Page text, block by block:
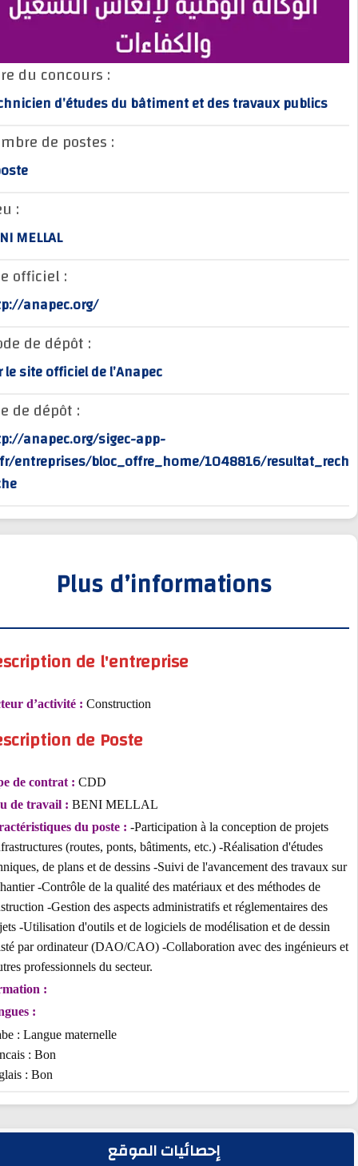
Titre du concours :
Technicien d’études du bâtiment et des travaux publics
Nombre de postes :
1 poste
Lieu :
BENI MELLAL
Site officiel :
http://anapec.org/
Mode de dépôt :
sur le site officiel de l’Anapec
Site de dépôt :
http://anapec.org/sigec-app-
rv/fr/entreprises/bloc_offre_home/1048816/
erche
Plus d’informations
Description de l'entreprise
Secteur d’activité :Construction
Description de Poste
Type de contrat :
Lieu de travail :BENI MELLAL
Caractéristiques du poste :-Participation à la conception de projets
d'infrastructures (routes, ponts, bâtiments, etc.) -Réalisation d'études
techniques, de plans et de dessins -Suivi de l'avancement des
le chantier -Contrôle de la qualité des matériaux et des méthodes de
construction -Gestion des aspects administratifs et réglementaires des
projets -Utilisation d'outils et de logiciels de modélisation et de
assisté par ordinateur (DAO/CAO) -Collaboration avec des
d'autres professionnels du secteur.
Formation :
Langues :
Arabe : Langue maternelle
Francais : Bon
Anglais : Bon
إحصائيات الموقع